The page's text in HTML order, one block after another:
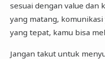
sesuai dengan value dan
yang matang,
yang tepat, kamu bisa
Jangan takut untuk